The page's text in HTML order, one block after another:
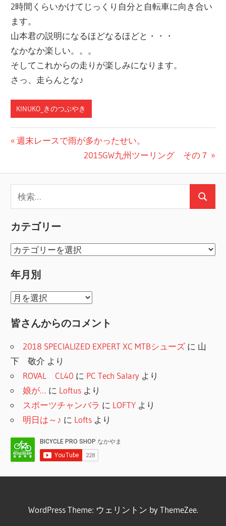
2時間くらいかけてじっくり自分と自転車に向き合い
ます。
山本君の説明になるほどなるほどと・・・
なかなか楽しい。。。
そしてこれからの走りが楽しみになります。
さっ、走らんとな♪
KINUKO_きのつぶやき
投
ナ
ビ
ゲ
ー
シ
ョ
ン
前
稿:
週末レースで雨が多かったせい。
次
投
2015GW九州ツーリング その７
索:
検
カテゴリー
カ
ゴ
リ
年月別
年
別
皆さんからのコメント
2018 SPECIALIZED EXPERT XC MTBシューズ に 山
下 敬介 より
ROVAL CL40 に PC Tech Salary より
娘が… に Loftus より
スポーツチャンバラ に LOFTY より
明日は～♪ に Lofts より
WordPress Theme: ウェリントン by ThemeZee.